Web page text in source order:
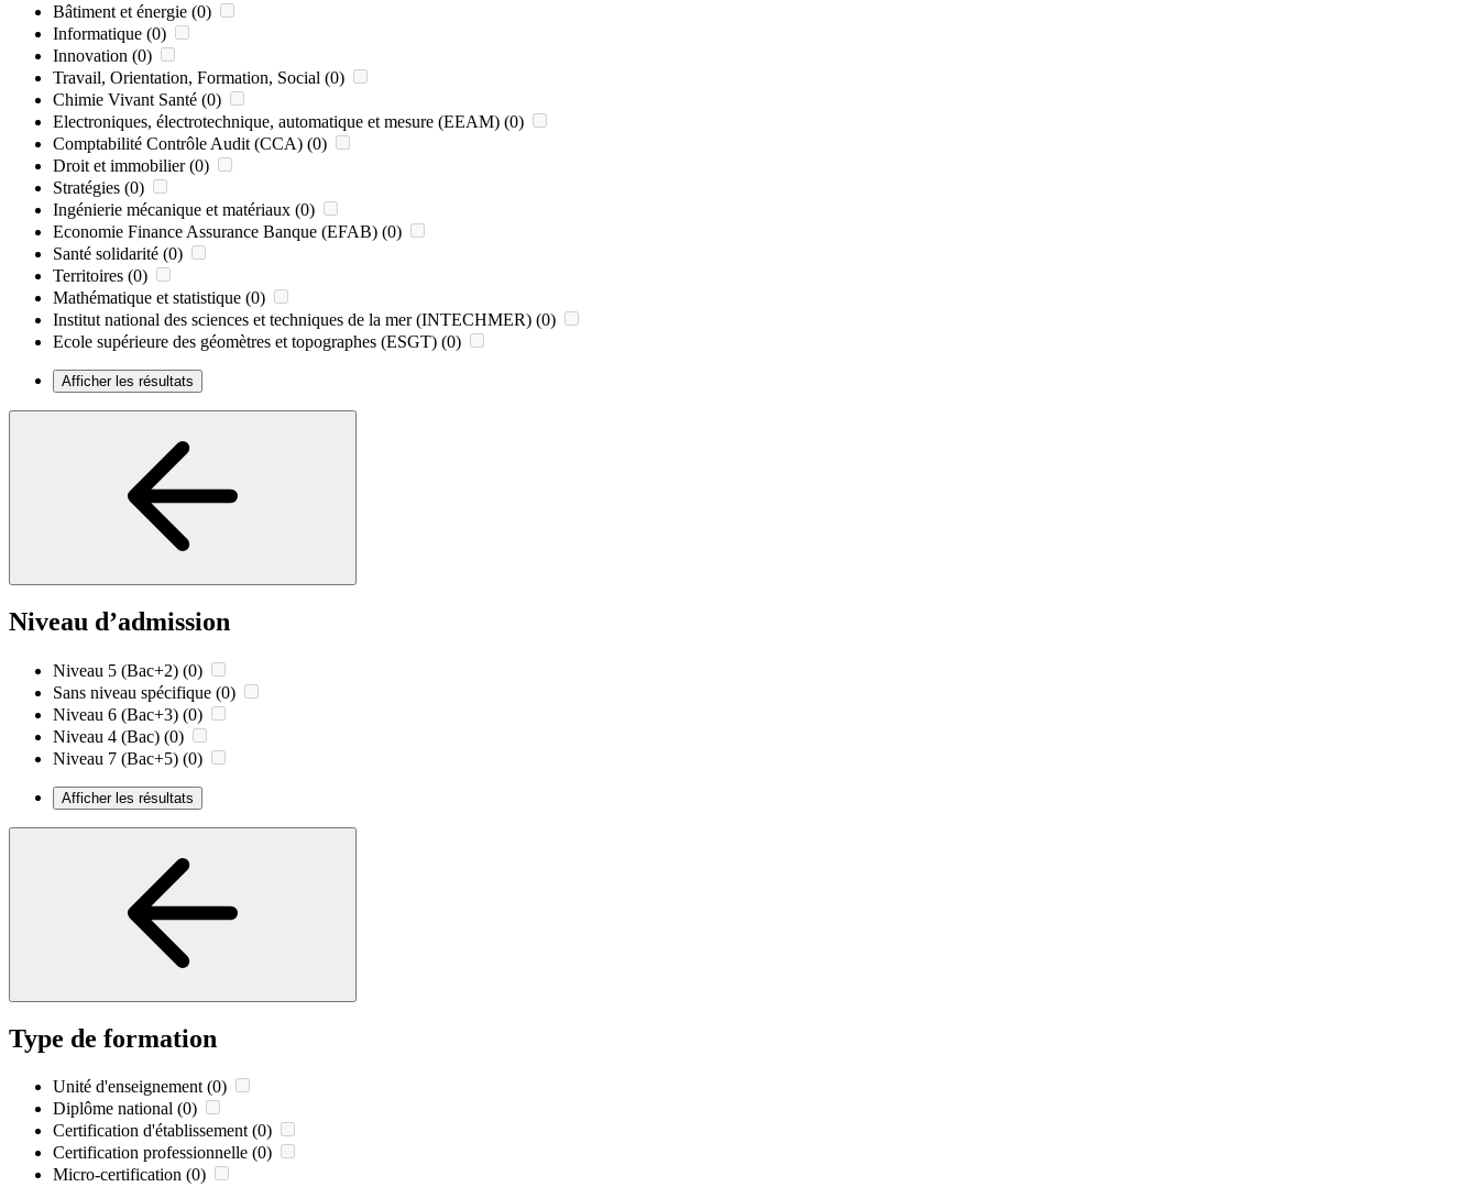
Bâtiment et énergie (0)
Informatique (0)
Innovation (0)
Travail, Orientation, Formation, Social (0)
Chimie Vivant Santé (0)
Electroniques, électrotechnique, automatique et mesure (EEAM) (0)
Comptabilité Contrôle Audit (CCA) (0)
Droit et immobilier (0)
Stratégies (0)
Ingénierie mécanique et matériaux (0)
Economie Finance Assurance Banque (EFAB) (0)
Santé solidarité (0)
Territoires (0)
Mathématique et statistique (0)
Institut national des sciences et techniques de la mer (INTECHMER) (0)
Ecole supérieure des géomètres et topographes (ESGT) (0)
Afficher les résultats
Niveau d’admission
Niveau 5 (Bac+2) (0)
Sans niveau spécifique (0)
Niveau 6 (Bac+3) (0)
Niveau 4 (Bac) (0)
Niveau 7 (Bac+5) (0)
Afficher les résultats
Type de formation
Unité d'enseignement (0)
Diplôme national (0)
Certification d'établissement (0)
Certification professionnelle (0)
Micro-certification (0)